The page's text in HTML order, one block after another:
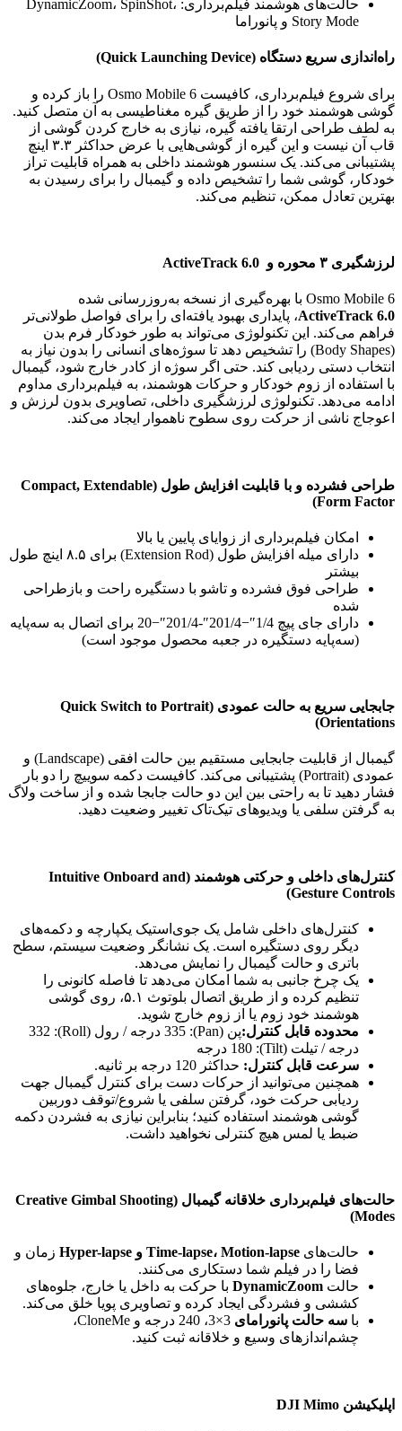
حالت‌های هوشمند فیلم‌برداری: DynamicZoom، SpinShot،
Story Mode و پانوراما
راه‌اندازی سریع دستگاه (Quick Launching Device)
برای شروع فیلم‌برداری، کافیست Osmo Mobile 6 را باز کرده و
گوشی هوشمند خود را از طریق گیره مغناطیسی به آن متصل کنید.
به لطف طراحی ارتقا یافته گیره، نیازی به خارج کردن گوشی از
قاب آن نیست و این گیره از گوشی‌هایی با عرض حداکثر ۳.۳ اینچ
پشتیبانی می‌کند. یک سنسور هوشمند داخلی به همراه قابلیت تراز
خودکار، گوشی شما را تشخیص داده و گیمبال را برای رسیدن به
بهترین تعادل ممکن، تنظیم می‌کند.
لرزشگیری ۳ محوره و ActiveTrack 6.0
Osmo Mobile 6 با بهره‌گیری از نسخه به‌روزرسانی شده
ActiveTrack 6.0، پایداری بهبود یافته‌ای را برای فواصل طولانی‌تر
فراهم می‌کند. این تکنولوژی می‌تواند به طور خودکار فرم بدن
(Body Shapes) را تشخیص دهد تا سوژه‌های انسانی را بدون نیاز به
انتخاب دستی ردیابی کند. حتی اگر سوژه از کادر خارج شود، گیمبال
با استفاده از زوم خودکار و حرکات هوشمند، به فیلم‌برداری مداوم
ادامه می‌دهد. تکنولوژی لرزشگیری داخلی، تصاویری بدون لرزش و
اعوجاج ناشی از حرکت روی سطوح ناهموار ایجاد می‌کند.
طراحی فشرده و با قابلیت افزایش طول (Compact, Extendable
Form Factor)
امکان فیلم‌برداری از زوایای پایین یا بالا
دارای میله افزایش طول (Extension Rod) برای ۸.۵ اینچ طول
بیشتر
طراحی فوق فشرده و تاشو با دستگیره راحت و بازطراحی
شده
دارای جای پیچ 1/4″−201/4″-20
1/4″
−
20 برای اتصال به سه‌پایه
(سه‌پایه دستگیره در جعبه محصول موجود است)
جابجایی سریع به حالت عمودی (Quick Switch to Portrait
Orientations)
گیمبال از قابلیت جابجایی مستقیم بین حالت افقی (Landscape) و
عمودی (Portrait) پشتیبانی می‌کند. کافیست دکمه سوییچ را دو بار
فشار دهید تا به راحتی بین این دو حالت جابجا شده و از ساخت ولاگ
به گرفتن سلفی یا ویدیوهای تیک‌تاک تغییر وضعیت دهید.
کنترل‌های داخلی و حرکتی هوشمند (Intuitive Onboard and
Gesture Controls)
کنترل‌های داخلی شامل یک جوی‌استیک یکپارچه و دکمه‌های
دیگر روی دستگیره است. یک نشانگر وضعیت سیستم، سطح
باتری و حالت گیمبال را نمایش می‌دهد.
یک چرخ جانبی به شما امکان می‌دهد تا فاصله کانونی را
تنظیم کرده و از طریق اتصال بلوتوث ۵.۱، روی گوشی
هوشمند خود زوم یا از زوم خارج شوید.
محدوده قابل کنترل:
پن (Pan): 335 درجه / رول (Roll): 332
درجه / تیلت (Tilt): 180 درجه
سرعت قابل کنترل: حداکثر 120 درجه بر ثانیه.
همچنین می‌توانید از حرکات دست برای کنترل گیمبال جهت
ردیابی حرکت خود، گرفتن سلفی یا شروع/توقف دوربین
گوشی هوشمند استفاده کنید؛ بنابراین نیازی به فشردن دکمه
ضبط یا لمس هیچ کنترلی نخواهید داشت.
حالت‌های فیلم‌برداری خلاقانه گیمبال (Creative Gimbal Shooting
Modes)
حالت‌های Time-lapse، Motion-lapse و Hyper-lapse
زمان و
فضا را در فیلم شما دستکاری می‌کنند.
حالت DynamicZoom با حرکت به داخل یا خارج، جلوه‌های
کششی و فشردگی ایجاد کرده و تصاویری پویا خلق می‌کند.
با سه حالت پانورامای
3×3، 240 درجه و CloneMe،
چشم‌اندازهای وسیع و خلاقانه ثبت کنید.
اپلیکیشن DJI Mimo